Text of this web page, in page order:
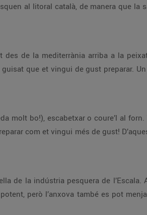
al litoral català, de manera que la
de la mediterrània arriba a la
que et vingui de gust preparar.
molt bo!), escabetxar o coure’l al
com et vingui més de gust!
de la indústria pesquera de l’Escala.
però l’anxova també es pot